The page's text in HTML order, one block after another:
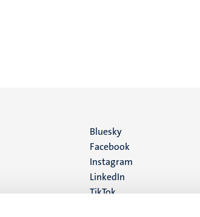
Social
media
Bluesky
Facebook
Instagram
LinkedIn
TikTok